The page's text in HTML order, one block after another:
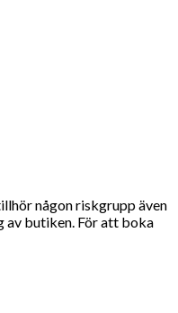
någon riskgrupp även
av butiken. För att boka